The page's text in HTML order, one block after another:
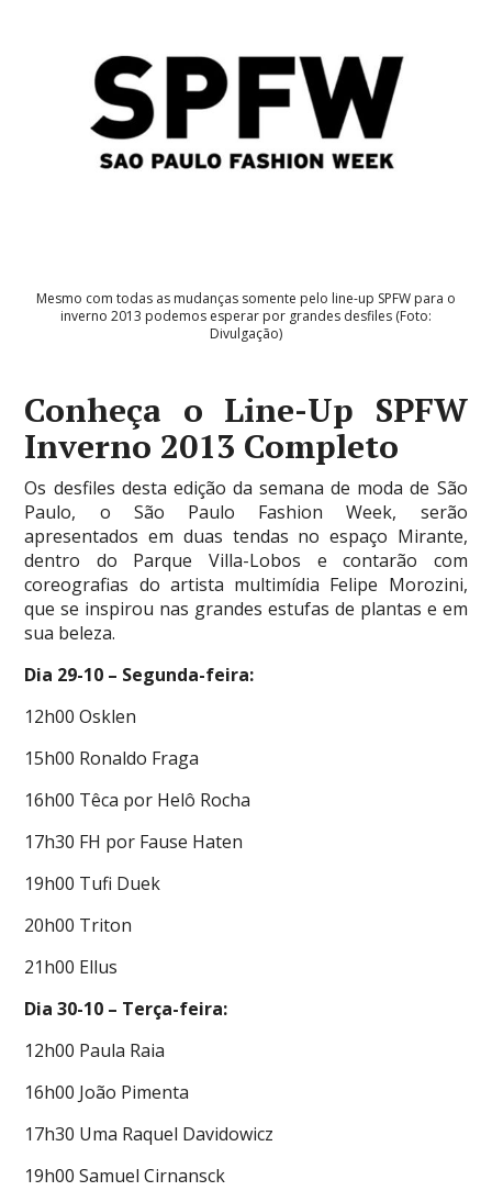
Mesmo com todas as mudanças somente pelo line-up SPFW para o
inverno 2013 podemos esperar por grandes desfiles (Foto:
Divulgação)
Conheça o Line-Up SPFW
Inverno 2013 Completo
Os desfiles desta edição da semana de moda de São
Paulo, o São Paulo Fashion Week, serão
apresentados em duas tendas no espaço Mirante,
dentro do Parque Villa-Lobos e contarão com
coreografias do artista multimídia Felipe Morozini,
que se inspirou nas grandes estufas de plantas e em
sua beleza.
Dia 29-10 – Segunda-feira:
12h00 Osklen
15h00 Ronaldo Fraga
16h00 Têca por Helô Rocha
17h30 FH por Fause Haten
19h00 Tufi Duek
20h00 Triton
21h00 Ellus
Dia 30-10 – Terça-feira:
12h00 Paula Raia
16h00 João Pimenta
17h30 Uma Raquel Davidowicz
19h00 Samuel Cirnansck